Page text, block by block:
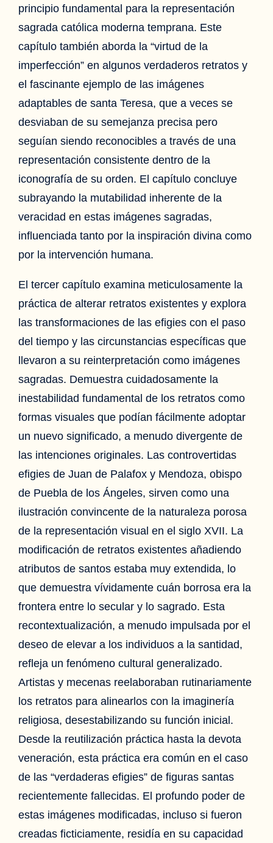
principio fundamental para la representación
sagrada católica moderna temprana. Este
capítulo también aborda la “virtud de la
imperfección” en algunos verdaderos retratos y
el fascinante ejemplo de las imágenes
adaptables de santa Teresa, que a veces se
desviaban de su semejanza precisa pero
seguían siendo reconocibles a través de una
representación consistente dentro de la
iconografía de su orden. El capítulo concluye
subrayando la mutabilidad inherente de la
veracidad en estas imágenes sagradas,
influenciada tanto por la inspiración divina como
por la intervención humana.
El tercer capítulo examina meticulosamente la
práctica de alterar retratos existentes y explora
las transformaciones de las efigies con el paso
del tiempo y las circunstancias específicas que
llevaron a su reinterpretación como imágenes
sagradas. Demuestra cuidadosamente la
inestabilidad fundamental de los retratos como
formas visuales que podían fácilmente adoptar
un nuevo significado, a menudo divergente de
las intenciones originales. Las controvertidas
efigies de Juan de Palafox y Mendoza, obispo
de Puebla de los Ángeles, sirven como una
ilustración convincente de la naturaleza porosa
de la representación visual en el siglo XVII. La
modificación de retratos existentes añadiendo
atributos de santos estaba muy extendida, lo
que demuestra vívidamente cuán borrosa era la
frontera entre lo secular y lo sagrado. Esta
recontextualización, a menudo impulsada por el
deseo de elevar a los individuos a la santidad,
refleja un fenómeno cultural generalizado.
Artistas y mecenas reelaboraban rutinariamente
los retratos para alinearlos con la imaginería
religiosa, desestabilizando su función inicial.
Desde la reutilización práctica hasta la devota
veneración, esta práctica era común en el caso
de las “verdaderas efigies” de figuras santas
recientemente fallecidas. El profundo poder de
estas imágenes modificadas, incluso si fueron
creadas ficticiamente, residía en su capacidad